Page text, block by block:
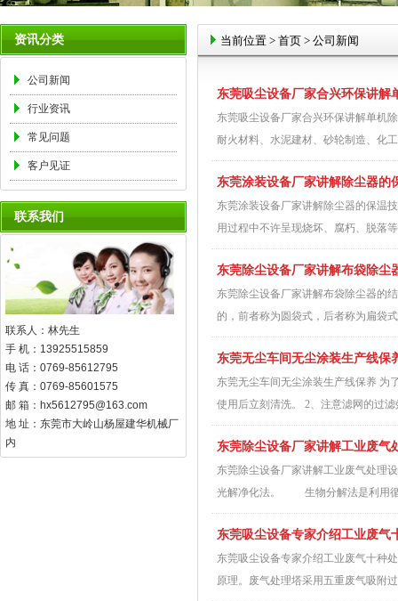
资讯分类
公司新闻
行业资讯
常见问题
客户见证
联系我们
联系人：林先生
手 机：13925515859
电 话：0769-85612795
传 真：0769-85601575
邮 箱：hx5612795@163.com
地 址：东莞市大岭山杨屋建华机械厂
内
当前位置 > 首页 > 公司新闻
东莞吸尘设备厂家合兴环保讲解
东莞吸尘设备厂家合兴环保讲解单机
耐火材料、水泥建材、砂轮制造、化
东莞涂装设备厂家讲解除尘器的
东莞涂装设备厂家讲解除尘器的保温
用过程中不许呈现烧坏、腐朽、脱落
东莞除尘设备厂家讲解布袋除尘
东莞除尘设备厂家讲解布袋除尘器的
的，前者称为圆袋式，后者称为扁袋
东莞无尘车间无尘涂装生产线保
东莞无尘车间无尘涂装生产线保养 为
使用后立刻清洗。 2、注意滤网的过
东莞除尘设备厂家讲解工业废气
东莞除尘设备厂家讲解工业废气处理
光解净化法。 生物分解法是利用循
东莞吸尘设备专家介绍工业废气
东莞吸尘设备专家介绍工业废气十种
原理。废气处理塔采用五重废气吸附